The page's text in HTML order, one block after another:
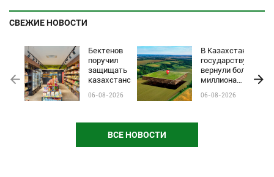
СВЕЖИЕ НОВОСТИ
Бектенов
поручил
защищать
казахстанские
чёрного пиара
06-08-2026
В Казахстане
государству
вернули более
миллиона
сельхозземель
06-08-2026
ВСЕ НОВОСТИ